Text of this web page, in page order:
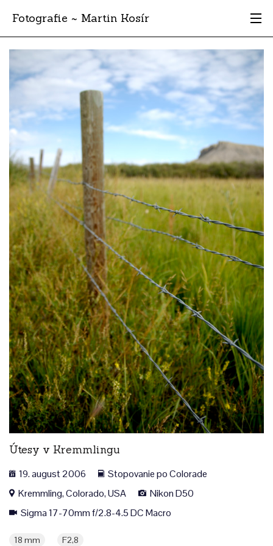
Fotografie ~ Martin Kosír
Moje obľúbené
Albumy
Miesta
Vyhľadávanie
Útesy v Kremmlingu
19. august 2006
Stopovanie po Colorade
Kremmling, Colorado, USA
Nikon D50
Sigma 17-70mm f/2.8-4.5 DC Macro
18 mm F2,8